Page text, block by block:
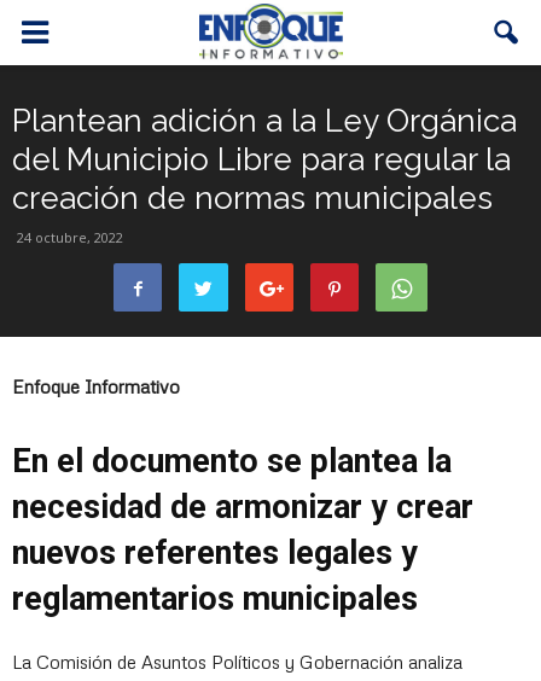
Plantean adición a la Ley Orgánica
del Municipio Libre para regular la
creación de normas municipales
24 octubre, 2022
Enfoque Informativo
En el documento se plantea la
necesidad de armonizar y crear
nuevos referentes legales y
reglamentarios municipales
La Comisión de Asuntos Políticos y Gobernación analiza